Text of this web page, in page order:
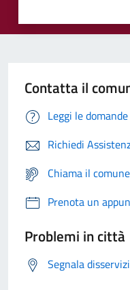
Contatta il
Leggi le
Richiedi
Chiama il
Prenota un
Problemi in città
Segnala